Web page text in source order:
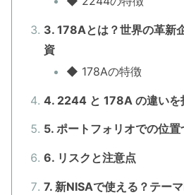
3. 178Aとは？世界の革新
資
◆ 178Aの特徴
4. 2244 と 178A の違いを
5. ポートフォリオでの位
6. リスクと注意点
7. 新NISAで使える？テー